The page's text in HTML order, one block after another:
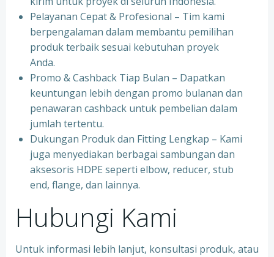
Pelayanan Cepat & Profesional – Tim kami
berpengalaman dalam membantu pemilihan
produk terbaik sesuai kebutuhan proyek
Anda.
Promo & Cashback Tiap Bulan – Dapatkan
keuntungan lebih dengan promo bulanan dan
penawaran cashback untuk pembelian dalam
jumlah tertentu.
Dukungan Produk dan Fitting Lengkap – Kami
juga menyediakan berbagai sambungan dan
aksesoris HDPE seperti elbow, reducer, stub
end, flange, dan lainnya.
Hubungi Kami
Untuk informasi lebih lanjut, konsultasi produk, atau